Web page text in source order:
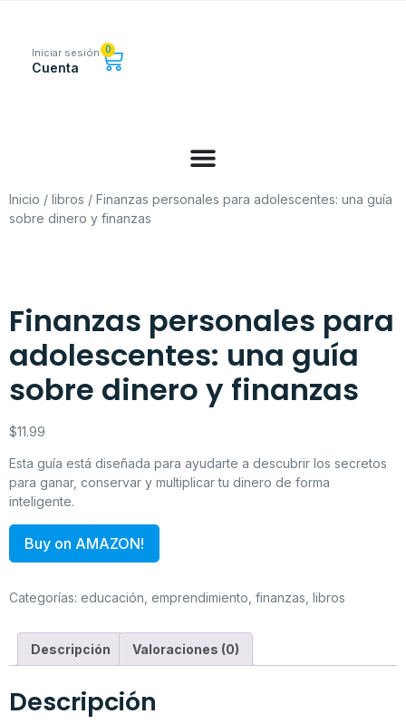
Iniciar sesión
Cuenta
0
Inicio / libros / Finanzas personales para adolescentes: una guía
sobre dinero y finanzas
Finanzas personales para
adolescentes: una guía
sobre dinero y finanzas
$11.99
Esta guía está diseñada para ayudarte a descubrir los secretos
para ganar, conservar y multiplicar tu dinero de forma
inteligente.
Buy on AMAZON!
Categorías: educación emprendimiento finanzas libros
Descripción Valoraciones (0)
Descripción